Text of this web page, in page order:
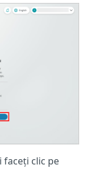
faceți clic pe